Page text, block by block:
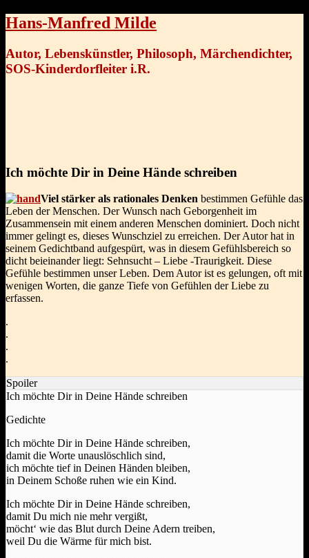
Hans-Manfred Milde
Autor, Lebenskünstler, Philosoph, Märchendichter,
SOS-Kinderdorfleiter i.R.
Ich möchte Dir in Deine Hände schreiben
Viel stärker als rationales Denken bestimmen Gefühle das
Leben der Menschen. Der Wunsch nach Geborgenheit im
Zusammensein mit einem anderen Menschen dominiert. Doch nicht
immer gelingt es, dieses Wunschziel zu erreichen. Der Autor hat in
seinem Gedichtband aufgespürt, was in diesem Gefühlsbereich so
dicht beieinander liegt: Sehnsucht – Liebe -Traurigkeit. Diese
Gefühle bestimmen unser Leben. Dem Autor ist es gelungen, oft mit
wenigen Worten, die ganze Tiefe von Gefühlen der Liebe zu
erfassen.
.
.
.
.
Spoiler
Ich möchte Dir in Deine Hände schreiben
Gedichte
Ich möchte Dir in Deine Hände schreiben,
damit die Worte unauslöschlich sind,
ich möchte tief in Deinen Händen bleiben,
in Deinem Schoße ruhen wie ein Kind.
Ich möchte Dir in Deine Hände schreiben,
damit Du mich nie mehr vergißt,
möcht‘ wie das Blut durch Deine Adern treiben,
weil Du die Wärme für mich bist.